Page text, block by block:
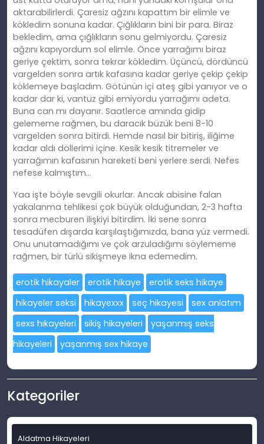
aktarabilirlerdi. Çaresiz ağzını kapattım bir elimle ve
kökledim sonuna kadar. Çığlıkların bini bir para. Biraz
bekledim, ama çığlıkların sonu gelmiyordu. Çaresiz
ağzını kapıyordum sol elimle. Önce yarrağımı biraz
geriye çektim, sonra tekrar kökledim. Üçüncü, dördüncü
vargelden sonra artık kafasına kadar geriye çekip çekip
köklemeye başladım. Götünün içi ateş gibi yanıyor ve o
kadar dar ki, vantuz gibi emiyordu yarrağımı adeta.
Buna can mı dayanır. Saatlerce amında gidip
gelememe rağmen, bu daracık büzük beni 8-10
vargelden sonra bitirdi. Hemde nasıl bir bitiriş, iliğime
kadar aldı döllerimi içine. Kesik kesik titremeler ve
yarrağımın kafasının hareketi beni yerlere serdi. Nefes
nefese kalmıştım…
Yaa işte böyle sevgili okurlar. Ancak abisine falan
yakalanma tehlikesi çok büyük olduğundan, 2-3 hafta
sonra mecburen ilişkiyi bitirdim. İki sene sonra
tesadüfen dışarda karşılaştığımızda, bana yüz vermedi.
Onu unutamadığımı ve çok arzuladığımı söylememe
rağmen, bir türlü sikişmeye ikna edemedim.
erotik hikayaler erotik hikaye
erotik seks hikaye
hikayeler seksi
hikayexxx seç hikayesi
sex anlatım
sexs hıkayeleri
sikiş hikayeleri
yaşanmış seks
hikayeleri
yaşanmış sex hikaye
Kategoriler
Aldatma Hikayeleri